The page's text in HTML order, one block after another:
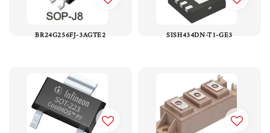
BR24G256FJ-3AGTE2 SISH434DN-T1-GE3